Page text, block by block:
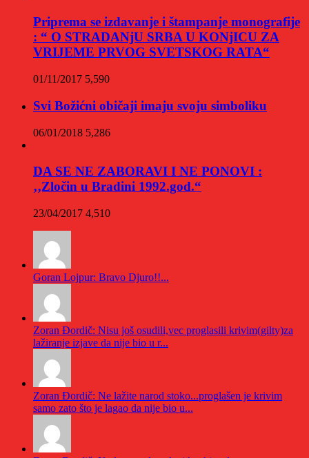
Priprema se izdavanje i štampanje monografije
: “ O STRADANjU SRBA U KONjICU ZA
VRIJEME PRVOG SVETSKOG RATA“
01/11/2017 5,590
Svi Božićni običaji imaju svoju simboliku
06/01/2018 5,286
DA SE NE ZABORAVI I NE PONOVI :
‚‚Zločin u Bradini 1992.god.“
23/04/2017 4,510
Goran Lojpur: Bravo Djuro!!...
Zoran Đordič: Nisu još osudili,vec proglasili krivim(gilty)za
lažiranje izjave da nije bio u r...
Zoran Đordič: Ne lažite narod stoko...proglašen je krivim
samo zato što je lagao da nije bio u...